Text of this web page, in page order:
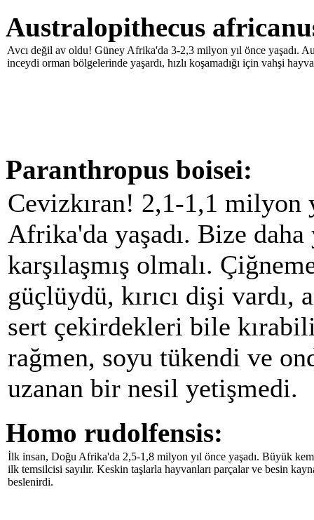
Australopithecus
Avcı değil av oldu! Güney Afrika'da 3-2,3 milyon yıl önce yaşadı.
inceydi orman bölgelerinde yaşardı, hızlı koşamadığı için vahşi
Paranthropus boisei:
Cevizkıran! 2,1-1,1 milyon
Afrika'da yaşadı. Bize daha
karşılaşmış olmalı.
güçlüydü, kırıcı dişi vardı,
sert çekirdekleri bile
rağmen, soyu tükendi ve
uzanan bir nesil yetişmedi.
Homo rudolfensis:
İlk insan, Doğu Afrika'da 2,5-1,8 milyon yıl önce yaşadı. Büyük
ilk temsilcisi sayılır. Keskin taşlarla hayvanları parçalar ve besin
beslenirdi.